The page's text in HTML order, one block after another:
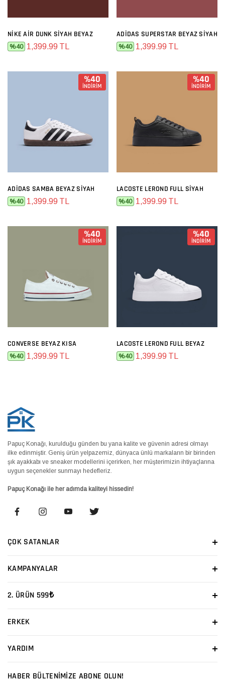
NIKE AIR DUNK SIYAH BEYAZ
%40 1,399.99 TL
ADIDAS SUPERSTAR BEYAZ SIYAH
%40 1,399.99 TL
%40
İNDİRİM
ADIDAS SAMBA BEYAZ SIYAH
%40 1,399.99 TL
%40
İNDİRİM
LACOSTE LEROND FULL SIYAH
%40 1,399.99 TL
%40
İNDİRİM
CONVERSE BEYAZ KISA
%40 1,399.99 TL
%40
İNDİRİM
LACOSTE LEROND FULL BEYAZ
%40 1,399.99 TL
Papuç Konağı, kurulduğu günden bu yana kalite ve güvenin adresi olmayı
ilke edinmiştir. Geniş ürün yelpazemiz, dünyaca ünlü markaların bir birinden
şık ayakkabı ve sneaker modellerini içerirken, her müşterimizin ihtiyaçlarına
uygun seçenekler sunmayı hedefleriz.
Papuç Konağı ile her adımda kaliteyi hissedin!
ÇOK SATANLAR
KAMPANYALAR
2. ÜRÜN 599₺
ERKEK
YARDIM
HABER BÜLTENİMİZE ABONE OLUN!